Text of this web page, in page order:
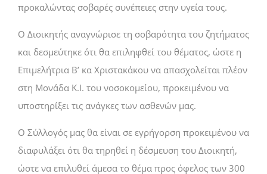
προκαλώντας σοβαρές συνέπειες στην υγεία τους.
Ο Διοικητής αναγνώρισε τη σοβαρότητα του ζητήματος
και δεσμεύτηκε ότι θα επιληφθεί του θέματος, ώστε η
Επιμελήτρια Β’ κα Χριστακάκου να απασχολείται πλέον
στη Μονάδα Κ.Ι. του νοσοκομείου, προκειμένου να
υποστηρίξει τις ανάγκες των ασθενών μας.
Ο Σύλλογός μας θα είναι σε εγρήγορση προκειμένου να
διαφυλάξει ότι θα τηρηθεί η δέσμευση του Διοικητή,
ώστε να επιλυθεί άμεσα το θέμα προς όφελος των 300